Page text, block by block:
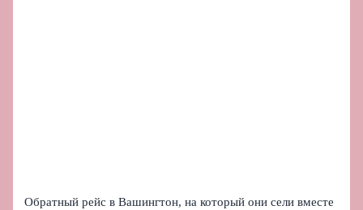
Обратный рейс в Вашингтон, на который они сели вместе